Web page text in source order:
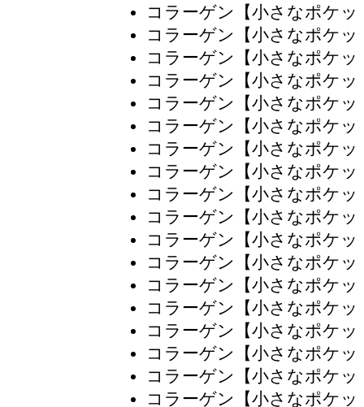
コラーゲン【小さなポケ
コラーゲン【小さなポケ
コラーゲン【小さなポケ
コラーゲン【小さなポケ
コラーゲン【小さなポケ
コラーゲン【小さなポケ
コラーゲン【小さなポケ
コラーゲン【小さなポケ
コラーゲン【小さなポケ
コラーゲン【小さなポケ
コラーゲン【小さなポケ
コラーゲン【小さなポケ
コラーゲン【小さなポケ
コラーゲン【小さなポケ
コラーゲン【小さなポケ
コラーゲン【小さなポケ
コラーゲン【小さなポケ
コラーゲン【小さなポケ